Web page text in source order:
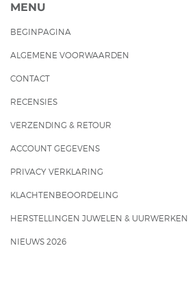
MENU
BEGINPAGINA
ALGEMENE VOORWAARDEN
CONTACT
RECENSIES
VERZENDING & RETOUR
ACCOUNT GEGEVENS
PRIVACY VERKLARING
KLACHTENBEOORDELING
HERSTELLINGEN JUWELEN & UURWERKEN
NIEUWS 2026